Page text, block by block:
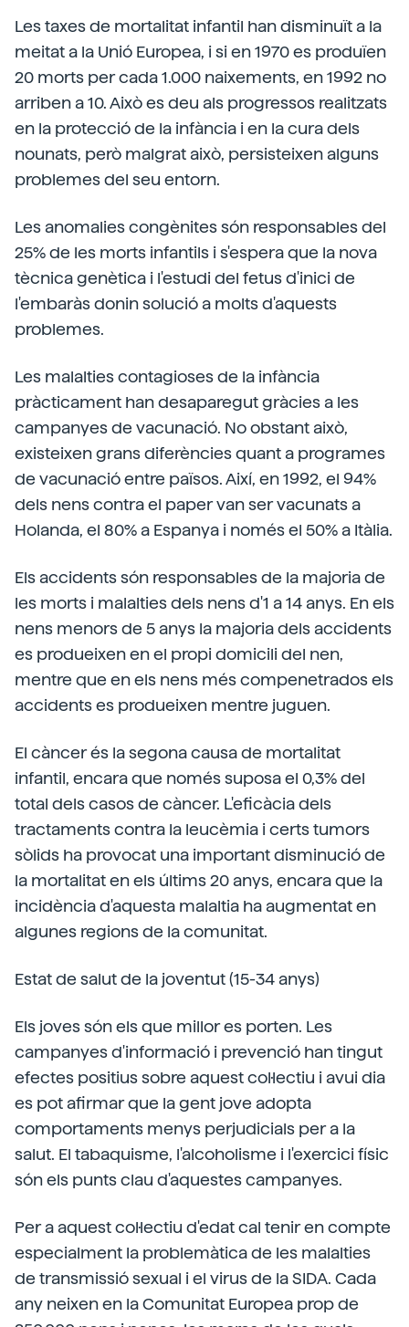
Les taxes de mortalitat infantil han disminuït a la
meitat a la Unió Europea, i si en 1970 es produïen
20 morts per cada 1.000 naixements, en 1992 no
arriben a 10. Això es deu als progressos realitzats
en la protecció de la infància i en la cura dels
nounats, però malgrat això, persisteixen alguns
problemes del seu entorn.
Les anomalies congènites són responsables del
25% de les morts infantils i s'espera que la nova
tècnica genètica i l'estudi del fetus d'inici de
l'embaràs donin solució a molts d'aquests
problemes.
Les malalties contagioses de la infància
pràcticament han desaparegut gràcies a les
campanyes de vacunació. No obstant això,
existeixen grans diferències quant a programes
de vacunació entre països. Així, en 1992, el 94%
dels nens contra el paper van ser vacunats a
Holanda, el 80% a Espanya i només el 50% a Itàlia.
Els accidents són responsables de la majoria de
les morts i malalties dels nens d'1 a 14 anys. En els
nens menors de 5 anys la majoria dels accidents
es produeixen en el propi domicili del nen,
mentre que en els nens més compenetrados els
accidents es produeixen mentre juguen.
El càncer és la segona causa de mortalitat
infantil, encara que només suposa el 0,3% del
total dels casos de càncer. L'eficàcia dels
tractaments contra la leucèmia i certs tumors
sòlids ha provocat una important disminució de
la mortalitat en els últims 20 anys, encara que la
incidència d'aquesta malaltia ha augmentat en
algunes regions de la comunitat.
Estat de salut de la joventut (15-34 anys)
Els joves són els que millor es porten. Les
campanyes d'informació i prevenció han tingut
efectes positius sobre aquest col·lectiu i avui dia
es pot afirmar que la gent jove adopta
comportaments menys perjudicials per a la
salut. El tabaquisme, l'alcoholisme i l'exercici físic
són els punts clau d'aquestes campanyes.
Per a aquest col·lectiu d'edat cal tenir en compte
especialment la problemàtica de les malalties
de transmissió sexual i el virus de la SIDA. Cada
any neixen en la Comunitat Europea prop de